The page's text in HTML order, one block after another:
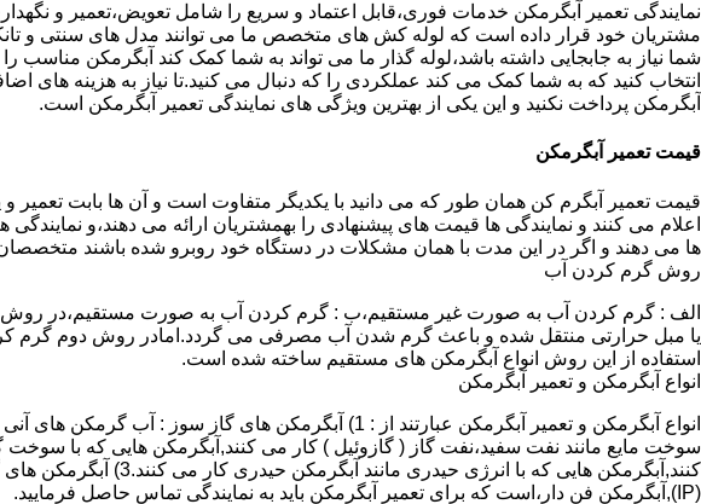
نمایندگی تعمیر آبگرمکن خدمات فوری،قابل اعتماد و سریع را شامل تعویض،تعمیر و
مشتریان خود قرار داده است که لوله کش های متخصص ما می توانند مدل های سنتی و
شما نیاز به جابجایی داشته باشد،لوله گذار ما می تواند به شما کمک کند آبگرمکن
انتخاب کنید که به شما کمک می کند عملکردی را که دنبال می کنید.تا نیاز به هزینه های
آبگرمکن پرداخت نکنید و این یکی از بهترین ویژگی های نمایندگی تعمیر آبگرمکن است.
قیمت تعمیر آبگرمکن
قیمت تعمیر آبگرم کن همان طور که می دانید با یکدیگر متفاوت است و آن ها بابت
اعلام می کنند و نمایندگی ها قیمت های پیشنهادی را بهمشتریان ارائه می دهند،و
ها می دهند و اگر در این مدت با همان مشکلات در دستگاه خود روبرو شده باشند
روش گرم کردن آب
الف : گرم کردن آب به صورت غیر مستقیم،ب : گرم کردن آب به صورت مستقیم،در روش
یا مبل حرارتی منتقل شده و باعث گرم شدن آب مصرفی می گردد.امادر روش دوم گرم
استفاده از این روش انواع آبگرمکن های مستقیم ساخته شده است.
انواع آبگرمکن و تعمیر آبگرمکن
سوخت مایع مانند نفت سفید،نفت گاز ( گازوئیل ) کار می کنند,آبگرمکن هایی که با سوخت
کنند,آبگرمکن هایی که
(IP),آبگرمکن فن دار،است که برای تعمیر آبگرمکن باید به نمایندگی تماس حاصل فرمایید.